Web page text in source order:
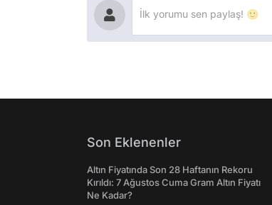
Son Eklenenler
Altın Fiyatında Son 28 Haftanın Rekoru
Kırıldı: 7 Ağustos Cuma Gram Altın Fiyatı
Ne Kadar?